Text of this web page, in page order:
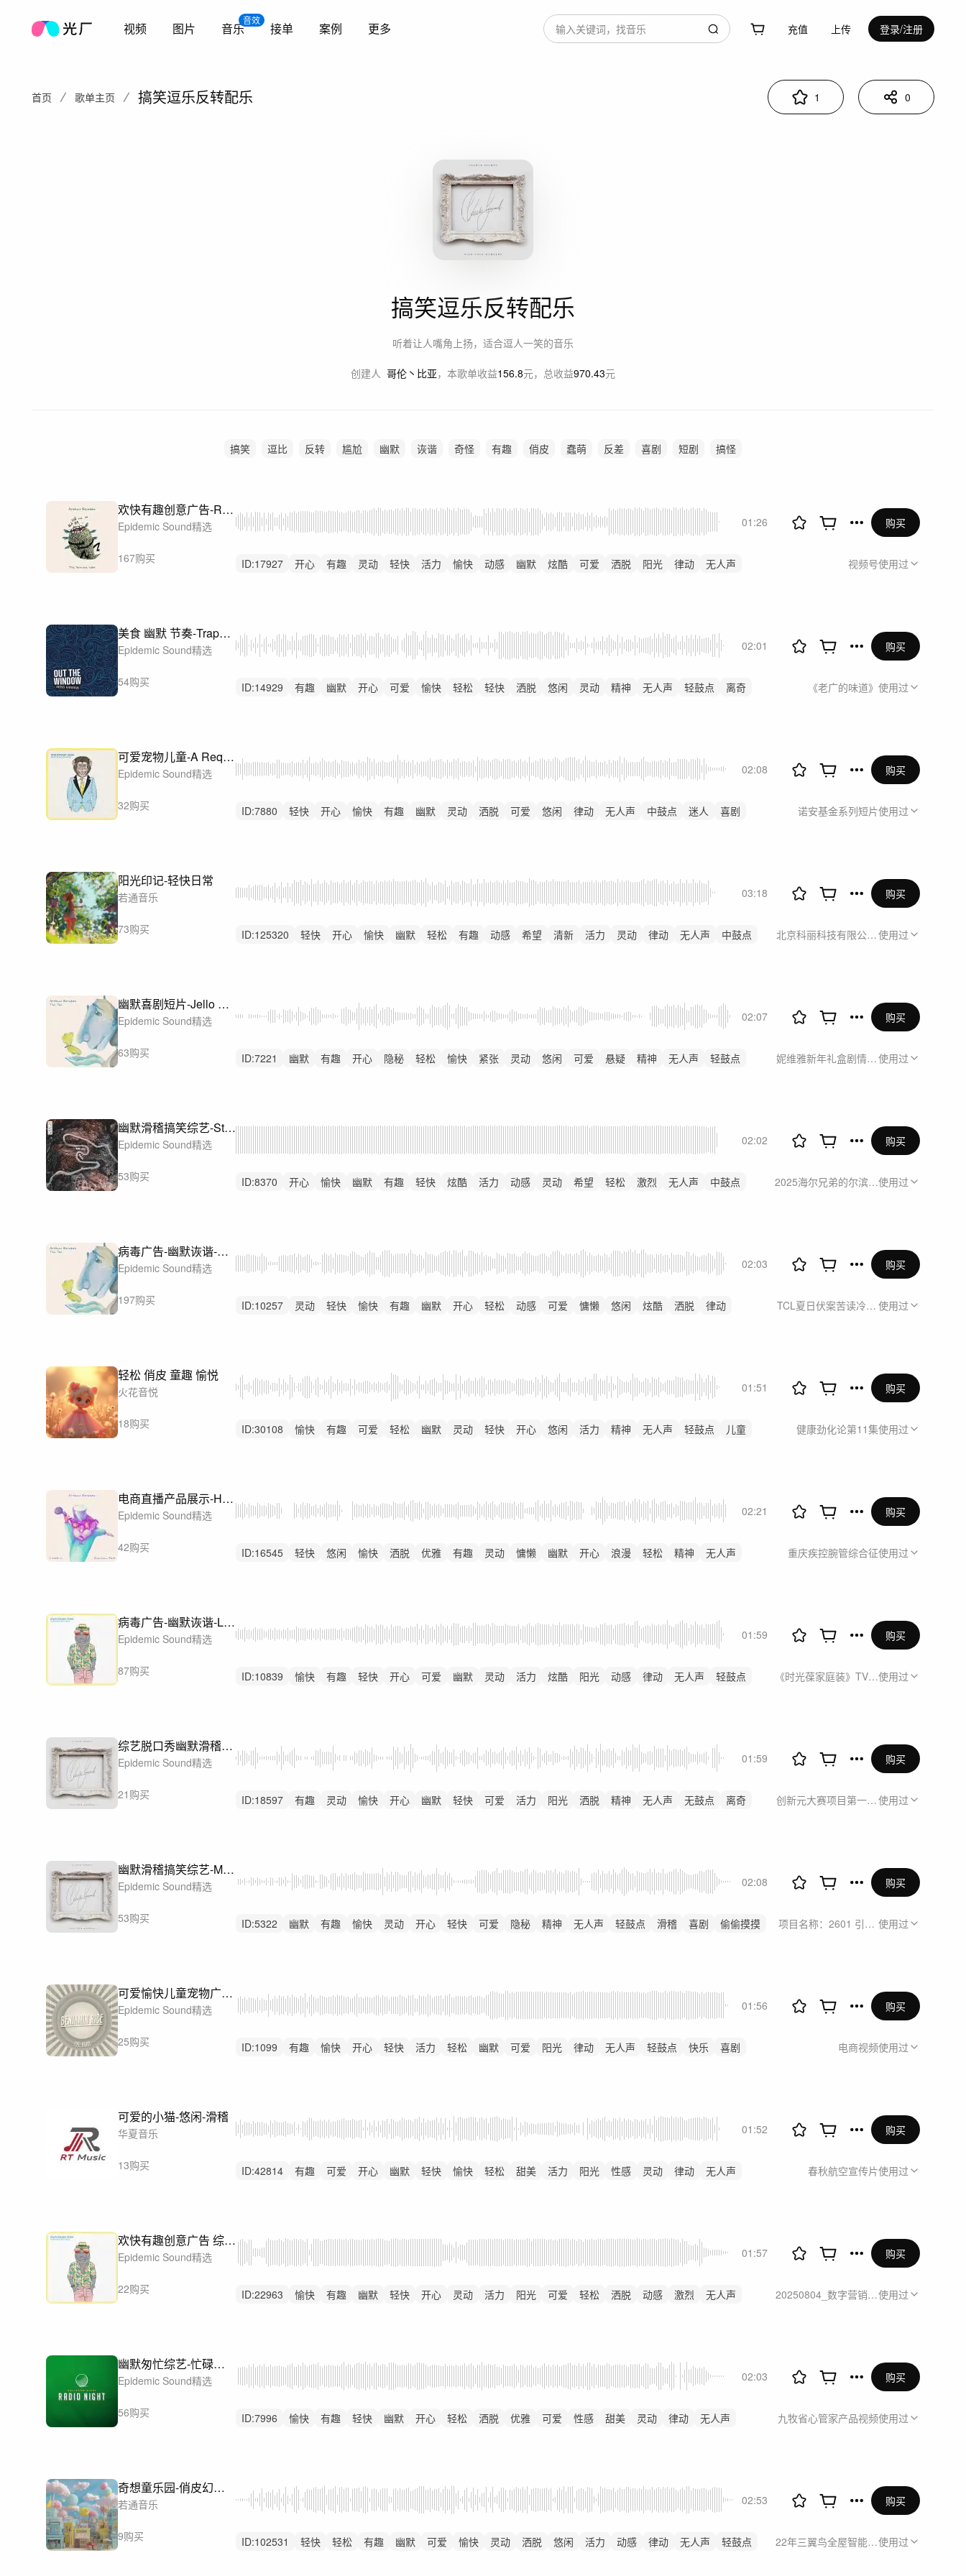
视频 图片
音效
音乐 接单 案例 更多 充值 上传 登录/注册
首页 歌单主页 搞笑逗乐反转配乐 1 0
搞笑逗乐反转配乐
听着让人嘴角上扬，适合逗人一笑的音乐
创建人 哥伦丶比亚， 本歌单收益156.8元，总收益970.43元
搞笑 逗比 反转 尴尬 幽默 诙谐 奇怪 有趣 俏皮 蠢萌 反差 喜剧 短剧 搞怪
欢快有趣创意广告-Rickety Man
Epidemic Sound精选
167购买
01:26
ID:17927 开心 有趣 灵动 轻快 活力 愉快 动感 幽默 炫酷 可爱 洒脱 阳光 律动
无人声
购买
视频号使用过
美食 幽默 节奏-Trapped Outside
Epidemic Sound精选
54购买
02:01
ID:14929 有趣 幽默 开心 可爱 愉快 轻松 轻快 洒脱 悠闲 灵动 精神 无人声 轻鼓点
离奇
购买
《老广的味道》 使用过
可爱宠物儿童-A Request for the Rest
Epidemic Sound精选
32购买
02:08
ID:7880 轻快 开心 愉快 有趣 幽默 灵动 洒脱 可爱 悠闲 律动 无人声 中鼓点 迷人
喜剧
购买
诺安基金系列短片使用过
阳光印记-轻快日常
若通音乐
73购买
03:18
ID:125320 轻快 开心 愉快 幽默 轻松 有趣 动感 希望 清新 活力 灵动 律动 无人声
中鼓点
购买
北京科丽科技有限公司《利动乳果糖广告
使用过
幽默喜剧短片-Jello Walking
Epidemic Sound精选
63购买
02:07
ID:7221 幽默 有趣 开心 隐秘 轻松 愉快 紧张 灵动 悠闲 可爱 悬疑 精神 无人声
轻鼓点
购买
妮维雅新年礼盒剧情片《思念成吉新年加
使用过
幽默滑稽搞笑综艺-Stop the Bus
Epidemic Sound精选
53购买
02:02
ID:8370 开心 愉快 幽默 有趣 轻快 炫酷 活力 动感 灵动 希望 轻松 激烈 无人声
中鼓点
购买
2025海尔兄弟的尔滨溜达指北（12.30）
使用过
病毒广告-幽默诙谐-Organized Chaos
Epidemic Sound精选
197购买
02:03
ID:10257 灵动 轻快 愉快 有趣 幽默 开心 轻松 动感 可爱 慵懒 悠闲 炫酷 洒脱
律动
购买
TCL夏日伏案苦读冷热煎熬
使用过
轻松 俏皮 童趣 愉悦
火花音悦
18购买
01:51
ID:30108 愉快 有趣 可爱 轻松 幽默 灵动 轻快 开心 悠闲 活力 精神 无人声 轻鼓点
儿童
购买
健康劲化论第11集使用过
电商直播产品展示-How to Tango
Epidemic Sound精选
42购买
02:21
ID:16545 轻快 悠闲 愉快 洒脱 优雅 有趣 灵动 慵懒 幽默 开心 浪漫 轻松 精神
无人声
购买
重庆疾控腕管综合征使用过
病毒广告-幽默诙谐-Looking Over Your Shoulder
Epidemic Sound精选
87购买
01:59
ID:10839 愉快 有趣 轻快 开心 可爱 幽默 灵动 活力 炫酷 阳光 动感 律动 无人声
轻鼓点
购买
《时光葆家庭装》TVC宣传片
使用过
综艺脱口秀幽默滑稽-What Happens in the Park
Epidemic Sound精选
21购买
01:59
ID:18597 有趣 灵动 愉快 开心 幽默 轻快 可爱 活力 阳光 洒脱 精神 无人声 无鼓点
离奇
购买
创新元大赛项目第一支视频
使用过
幽默滑稽搞笑综艺-Mrs Detective
Epidemic Sound精选
53购买
02:08
ID:5322 幽默 有趣 愉快 灵动 开心 轻快 可爱 隐秘 精神 无人声 轻鼓点 滑稽 喜剧
偷偷摸摸
购买
项目名称：2601 引望【YW2601035】
使用过
可爱愉快儿童宠物广告-Rather Erratic
Epidemic Sound精选
25购买
01:56
ID:1099 有趣 愉快 开心 轻快 活力 轻松 幽默 可爱 阳光 律动 无人声 轻鼓点 快乐
喜剧
购买
电商视频使用过
可爱的小猫-悠闲-滑稽
华夏音乐
13购买
01:52
ID:42814 有趣 可爱 开心 幽默 轻快 愉快 轻松 甜美 活力 阳光 性感 灵动 律动
无人声
购买
春秋航空宣传片使用过
欢快有趣创意广告 综艺-Freaks at the Circus
Epidemic Sound精选
22购买
01:57
ID:22963 愉快 有趣 幽默 轻快 开心 灵动 活力 阳光 可爱 轻松 洒脱 动感 激烈
无人声
购买
20250804_数字营销视频组2025年智家
使用过
幽默匆忙综艺-忙碌城市-Late for the Catwalk
Epidemic Sound精选
56购买
02:03
ID:7996 愉快 有趣 轻快 幽默 开心 轻松 洒脱 优雅 可爱 性感 甜美 灵动 律动
无人声
购买
九牧省心管家产品视频使用过
奇想童乐园-俏皮幻想进行曲
若通音乐
9购买
02:53
ID:102531 轻快 轻松 有趣 幽默 可爱 愉快 灵动 洒脱 悠闲 活力 动感 律动 无人声
轻鼓点
购买
22年三翼鸟全屋智能抖音视频号代运营百
使用过